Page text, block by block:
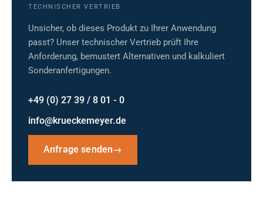
TECHNISCHER VERTRIEB
Unsicher, ob dieses Produkt zu Ihrer Anwendung
passt? Unser technischer Vertrieb prüft Ihre
Anforderung, bemustert Alternativen und kalkuliert
Sonderanfertigungen.
+49 (0) 27 39 / 8 01 - 0
info@krueckemeyer.de
Anfrage senden→